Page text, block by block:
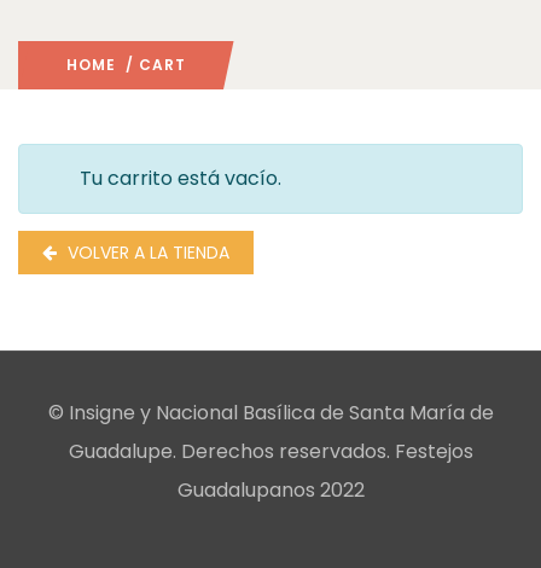
HOME / CART
Tu carrito está vacío.
VOLVER A LA TIENDA
© Insigne y Nacional Basílica de Santa María de
Guadalupe. Derechos reservados. Festejos
Guadalupanos 2022